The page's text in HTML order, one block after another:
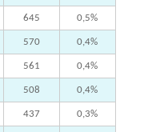
645 0,5%
570 0,4%
561 0,4%
508 0,4%
437 0,3%